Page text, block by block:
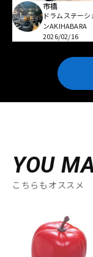
市橋
ドラムステーシ
ンAKIHABARA
2026/02/16
YOU
こちらもオススメ